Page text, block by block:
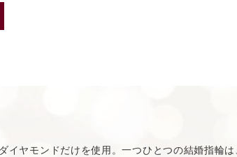
イヤモンドだけを使用。一つひとつの結婚指輪